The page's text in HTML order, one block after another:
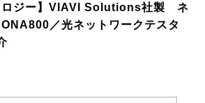
ロジー】VIAVI Solutions社製 ネ
／光ネットワークテスタ